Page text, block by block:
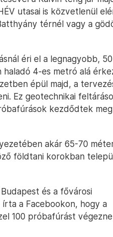
utasai is közvetlenül
térnél vagy a
éri el a legnagyobb, 50
4-es metró alá
épül majd, a
Ez geotechnikai
kezdődtek
akár 65-70
földtani korokban
és a fővárosi
a Facebookon, hogy a
100 próbafúrást